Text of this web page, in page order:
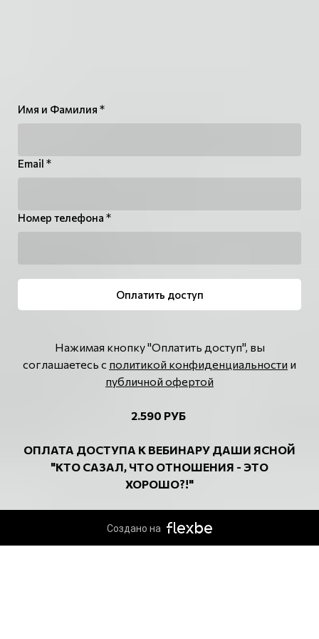
Имя и Фамилия *
Email *
Номер телефона *
Оплатить доступ
Нажимая кнопку "Оплатить доступ", вы
соглашаетесь с политикой конфиденциальности и
публичной офертой
2.590 РУБ
ОПЛАТА ДОСТУПА К ВЕБИНАРУ ДАШИ ЯСНОЙ
"КТО САЗАЛ, ЧТО ОТНОШЕНИЯ - ЭТО
ХОРОШО?!"
Создано на